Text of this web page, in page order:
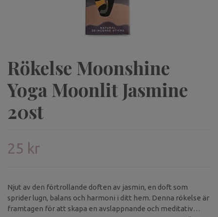
Rökelse Moonshine
Yoga Moonlit Jasmine
20st
25 kr
Njut av den förtrollande doften av jasmin, en doft som
sprider lugn, balans och harmoni i ditt hem. Denna rökelse är
framtagen för att skapa en avslappnande och meditativ